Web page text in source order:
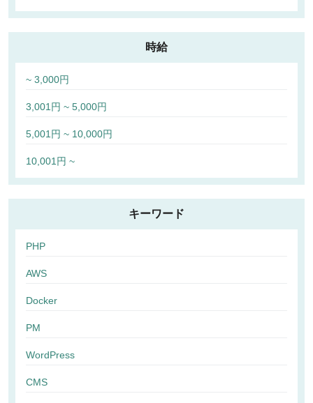
時給
~ 3,000円
3,001円 ~ 5,000円
5,001円 ~ 10,000円
10,001円 ~
キーワード
PHP
AWS
Docker
PM
WordPress
CMS